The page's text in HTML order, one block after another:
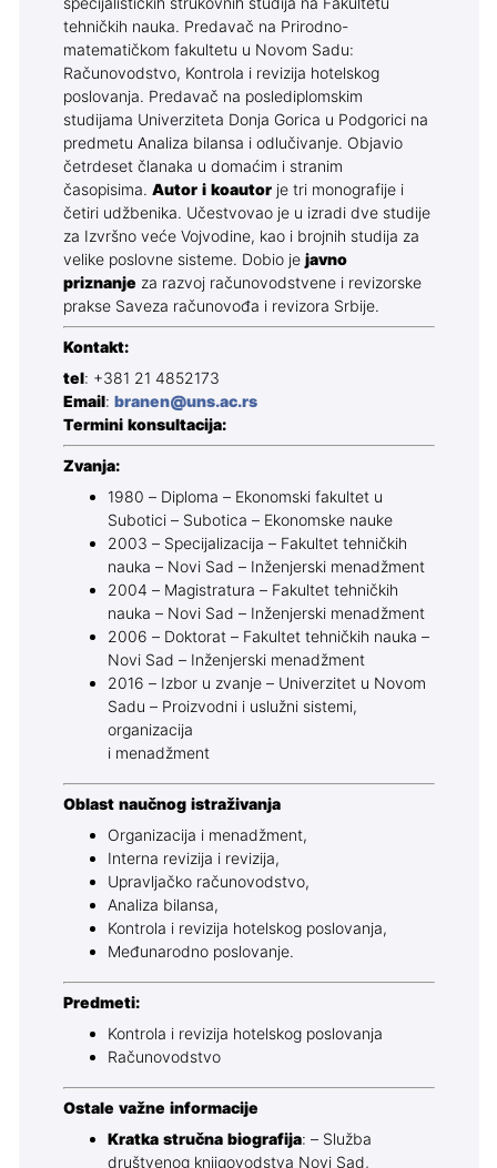
tehničkih nauka. Predavač na Prirodno-
matematičkom fakultetu u Novom Sadu:
Računovodstvo, Kontrola i revizija hotelskog
poslovanja. Predavač na poslediplomskim
studijama Univerziteta Donja Gorica u Podgorici na
predmetu Analiza bilansa i odlučivanje. Objavio
četrdeset članaka u domaćim i stranim
časopisima. Autor i koautor je tri monografije i
četiri udžbenika. Učestvovao je u izradi dve studije
za Izvršno veće Vojvodine, kao i brojnih studija za
velike poslovne sisteme. Dobio je javno
priznanje za razvoj računovodstvene i revizorske
prakse Saveza računovođa i revizora Srbije.
Kontakt:
tel: +381 21 4852173
Email: branen@uns.ac.rs
Termini konsultacija:
Zvanja:
1980 – Diploma – Ekonomski fakultet u
Subotici – Subotica – Ekonomske nauke
2003 – Specijalizacija – Fakultet tehničkih
nauka – Novi Sad – Inženjerski menadžment
2004 – Magistratura – Fakultet tehničkih
nauka – Novi Sad – Inženjerski menadžment
2006 – Doktorat – Fakultet tehničkih nauka –
Novi Sad – Inženjerski menadžment
2016 – Izbor u zvanje – Univerzitet u Novom
Sadu – Proizvodni i uslužni sistemi,
organizacija
i menadžment
Oblast naučnog istraživanja
Organizacija i menadžment,
Interna revizija i revizija,
Upravljačko računovodstvo,
Analiza bilansa,
Kontrola i revizija hotelskog poslovanja,
Međunarodno poslovanje.
Predmeti:
Kontrola i revizija hotelskog poslovanja
Računovodstvo
Ostale važne informacije
Kratka stručna biografija: – Služba
društvenog knjigovodstva Novi Sad,